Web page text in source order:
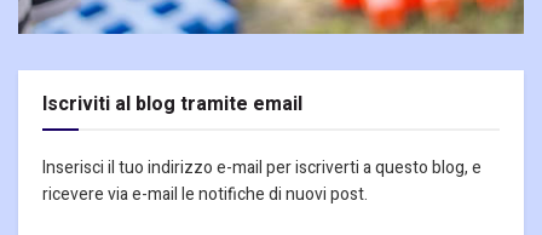
Iscriviti al blog tramite email
Inserisci il tuo indirizzo e-mail per iscriverti a questo blog, e
ricevere via e-mail le notifiche di nuovi post.